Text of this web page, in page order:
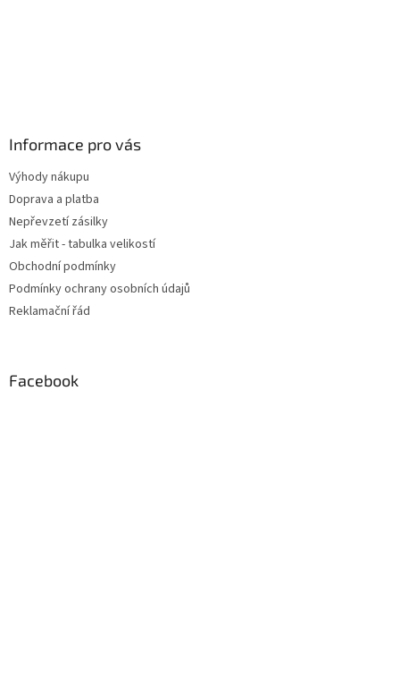
Informace pro vás
Výhody nákupu
Doprava a platba
Nepřevzetí zásilky
Jak měřit - tabulka velikostí
Obchodní podmínky
Podmínky ochrany osobních údajů
Reklamační řád
Facebook